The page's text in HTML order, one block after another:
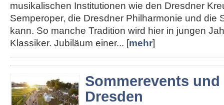
musikalischen Institutionen wie den Dresdner
Semperoper, die Dresdner Philharmonie und die
kann. So manche Tradition wird hier in jungen
Klassiker. Jubiläum einer... [mehr]
Sommerevents
Dresden